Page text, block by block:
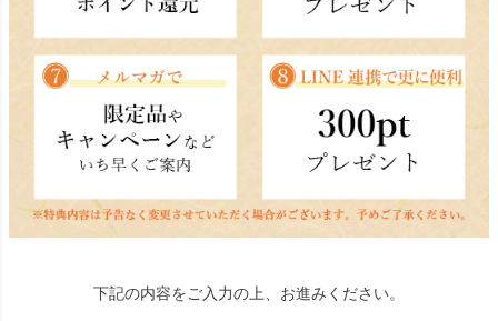
下記の内容をご入力の上、お進みください。